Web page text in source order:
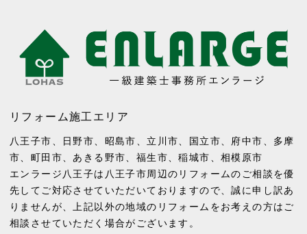
リフォーム施工エリア
八王子市 日野市 昭島市 立川市 国立市 府中市
多摩
市
町田市 あきる野市 福生市 、稲城市 、相模原市
エンラージ八王子は八王子市周辺のリフォームのご相談を優
先してご対応させていただいておりますので、誠に申し訳あ
りませんが、上記以外の地域のリフォームをお考えの方はご
相談させていただく場合がございます。